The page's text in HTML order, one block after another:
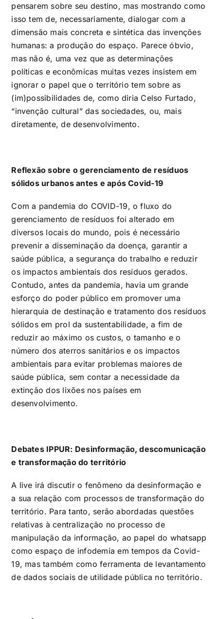
pensarem sobre seu destino, mas mostrando como
isso tem de, necessariamente, dialogar com a
dimensão mais concreta e sintética das invenções
humanas: a produção do espaço. Parece óbvio,
mas não é, uma vez que as determinações
políticas e econômicas muitas vezes insistem em
ignorar o papel que o território tem sobre as
(im)possibilidades de, como diria Celso Furtado,
“invenção cultural” das sociedades, ou, mais
diretamente, de desenvolvimento.
Reflexão sobre o gerenciamento de resíduos
sólidos urbanos antes e após Covid-19
Com a pandemia do COVID-19, o fluxo do
gerenciamento de resíduos foi alterado em
diversos locais do mundo, pois é necessário
prevenir a disseminação da doença, garantir a
saúde pública, a segurança do trabalho e reduzir
os impactos ambientais dos resíduos gerados.
Contudo, antes da pandemia, havia um grande
esforço do poder público em promover uma
hierarquia de destinação e tratamento dos resíduos
sólidos em prol da sustentabilidade, a fim de
reduzir ao máximo os custos, o tamanho e o
número dos aterros sanitários e os impactos
ambientais para evitar problemas maiores de
saúde pública, sem contar a necessidade da
extinção dos lixões nos países em
desenvolvimento.
Debates IPPUR: Desinformação, descomunicação
e transformação do território
A live irá discutir o fenômeno da desinformação e
a sua relação com processos de transformação do
território. Para tanto, serão abordadas questões
relativas à centralização no processo de
manipulação da informação, ao papel do whatsapp
como espaço de infodemia em tempos da Covid-
19, mas também como ferramenta de levantamento
de dados sociais de utilidade pública no território.